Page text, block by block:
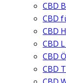
CBD
CBD
CBD
CBD
CBD
CBD